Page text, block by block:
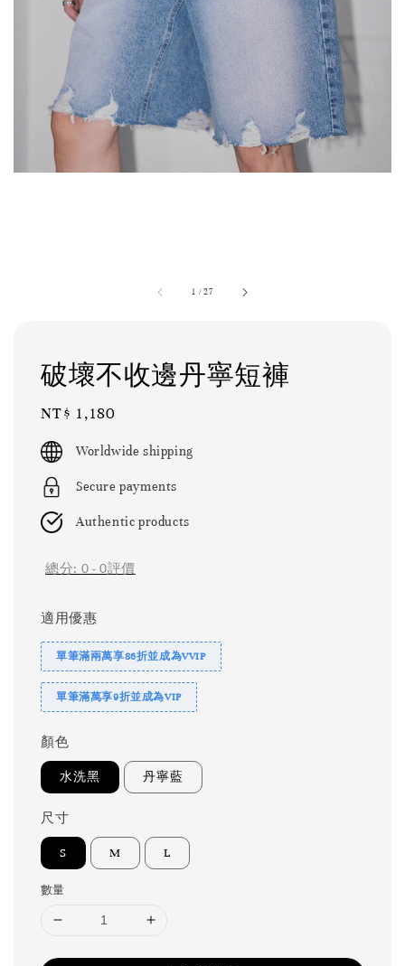
1 /27
破壞不收邊丹寧短褲
Regular
price
NT$ 1,180
Worldwide shipping
Secure payments
Authentic products
總分: 0 - 0評價
適用優惠
單筆滿兩萬享86折並成為VVIP
單筆滿萬享9折並成為VIP
顏色
水洗黑 丹寧藍
尺寸
S M L
數量